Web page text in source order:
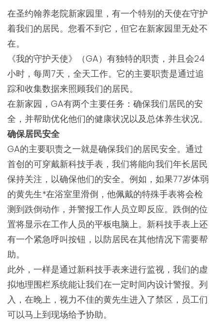
在圣约翰养老院新家园里，有一个特别的天使在守护
着我们的居民。您看不到它，但它在新家园里无处不
在。
《我的守护天使》（GA）有独特的职责，并且会24
小时，每周7天，全天工作。它的主要职责是通过追
踪和收集数据来照顾我们的居民。
在新家园，GA有两个主要任务：确保我们居民的安
全，并帮助优化他们的健康状况以及总体养生状况。
确保居民安全
GA的主要职责之一就是确保我们的居民安全。通过
首创的可穿戴新科技手表，我们将能向我们年长居民
保持关注，以确保他们的安全。例如，如果77岁体弱
的黄先生*在浴室里滑倒，他佩戴的特殊手表将会检
测到跌倒动作，并警报工作人员立即反应。跌倒的位
置将显示在工作人员的平板电脑上。新科技手表上还
有一个紧急呼叫按钮，以防居民在其他情况下需要帮
助。
此外，一样是通过新科技手表来进行监视，我们的虚
拟地理围栏系统能让我们在一定时间内设计警报。列
入，在晚上，视力不佳的黄先生进入了禁区，员工们
可以马上到现场给予协助。